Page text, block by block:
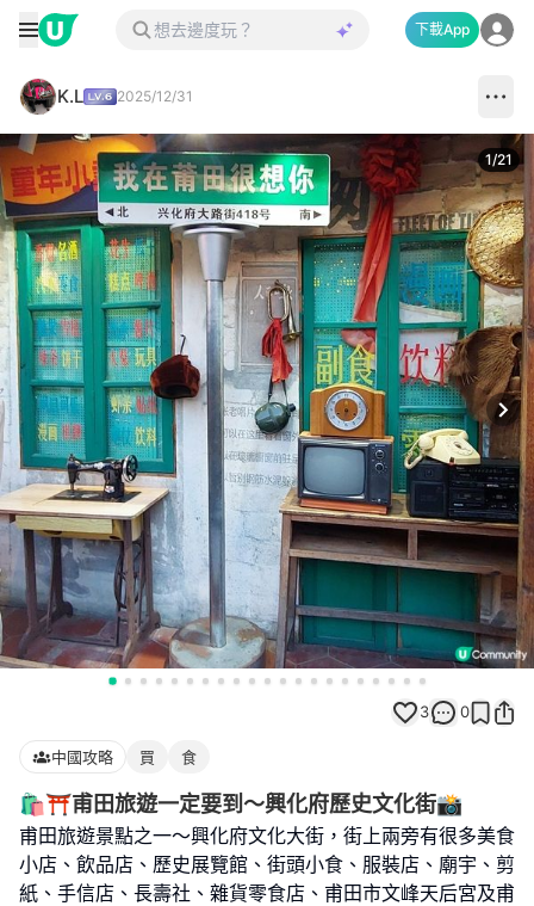
下載App
K.L 2025/12/31
1/21
3 0
中國攻略 買 食
🛍⛩️甫田旅遊一定要到～興化府歷史文化街📸
甫田旅遊景點之一～興化府文化大街，街上兩旁有很多美食
小店、飲品店、歷史展覽館、街頭小食、服裝店、廟宇、剪
紙、手信店、長壽社、雜貨零食店、甫田市文峰天后宮及甫